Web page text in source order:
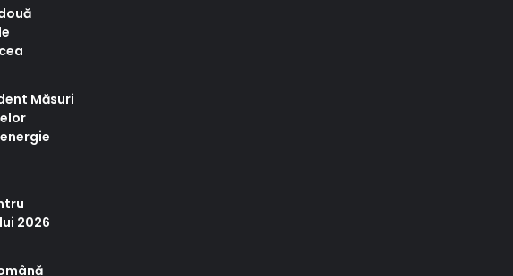
Măsuri
2026